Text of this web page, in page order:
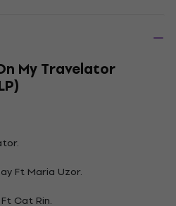
My Travelator
Ft Maria Uzor.
Cat Rin.